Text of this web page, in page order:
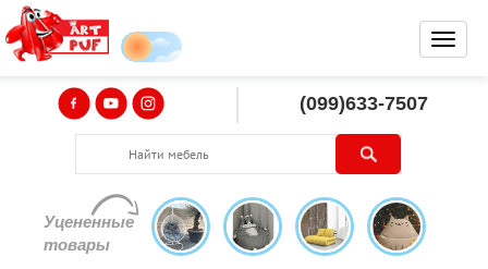
(099)633-7507
Уцененные
товары